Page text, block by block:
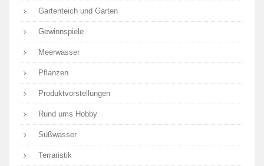
Gartenteich und Garten
Gewinnspiele
Meerwasser
Pflanzen
Produktvorstellungen
Rund ums Hobby
Süßwasser
Terraristik